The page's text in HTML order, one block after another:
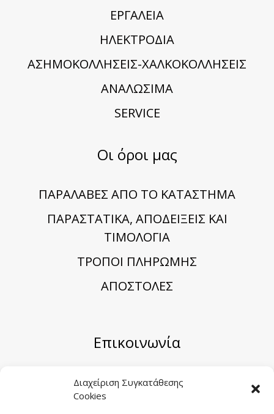
Διαχείριση Συγκατάθεσης
Cookies
ΕΡΓΑΛΕΙΑ
ΗΛΕΚΤΡΟΔΙΑ
ΑΣΗΜΟΚΟΛΛΗΣΕΙΣ-ΧΑΛΚΟΚΟΛΛΗΣΕΙΣ
ΑΝΑΛΩΣΙΜΑ
SERVICE
Οι όροι μας
ΠΑΡΑΛΑΒΕΣ ΑΠΟ ΤΟ ΚΑΤΑΣΤΗΜΑ
ΠΑΡΑΣΤΑΤΙΚΑ, ΑΠΟΔΕΙΞΕΙΣ ΚΑΙ
ΤΙΜΟΛΟΓΙΑ
TΡΟΠΟΙ ΠΛΗΡΩΜΗΣ
ΑΠΟΣΤΟΛΕΣ
Επικοινωνία
Μηριόνου 5-7, Αθήνα 104 41
Email:sales@sygometal.gr